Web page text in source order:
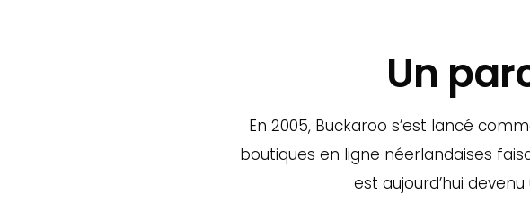
Un
En 2005, Buckaroo s’est lancé
boutiques en ligne néerlandaises
est aujourd’hui